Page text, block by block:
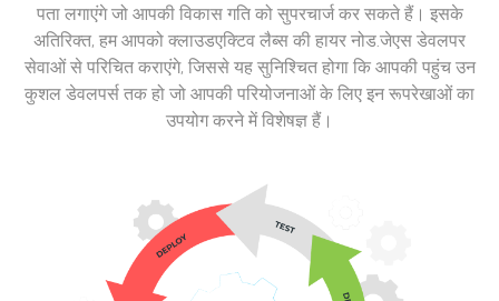
पता लगाएंगे जो आपकी विकास गति को सुपरचार्ज कर सकते हैं। इसके
अतिरिक्त, हम आपको क्लाउडएक्टिव लैब्स की हायर नोड.जेएस डेवलपर
सेवाओं से परिचित कराएंगे, जिससे यह सुनिश्चित होगा कि आपकी पहुंच उन
कुशल डेवलपर्स तक हो जो आपकी परियोजनाओं के लिए इन रूपरेखाओं का
उपयोग करने में विशेषज्ञ हैं।